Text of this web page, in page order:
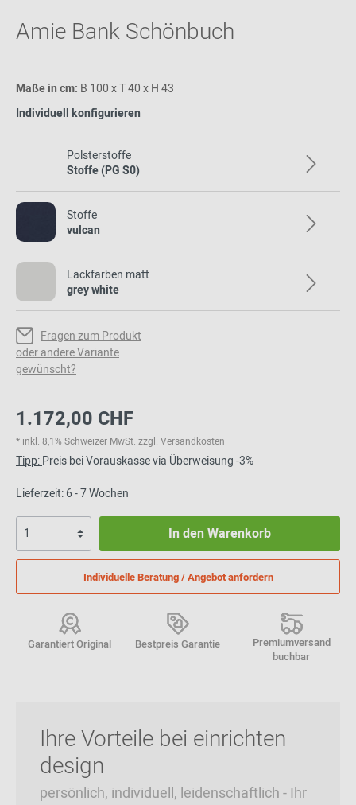
Amie Bank Schönbuch
Maße in cm: B 100 x T 40 x H 43
Individuell konfigurieren
Polsterstoffe
Stoffe (PG S0)
Stoffe
vulcan
Lackfarben matt
grey white
Fragen zum Produkt
oder andere Variante
gewünscht?
1.172,00 CHF
* inkl. 8,1% Schweizer MwSt. zzgl. Versandkosten
Tipp:Preis bei Vorauskasse via Überweisung -3%
Lieferzeit: 6 - 7 Wochen
In den Warenkorb
Individuelle Beratung / Angebot anfordern
Garantiert Original Bestpreis Garantie
Premiumversand
buchbar
Ihre Vorteile bei einrichten
design
persönlich, individuell, leidenschaftlich - Ihr